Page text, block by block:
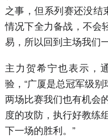
之事，但系列赛还没结
情况下全力备战，不会
易，所以回到主场我们
主力贺希宁也表示，
验，“广厦是总冠军级
两场比赛我们也有机会
度的攻防，执行好教练
下一场的胜利。”